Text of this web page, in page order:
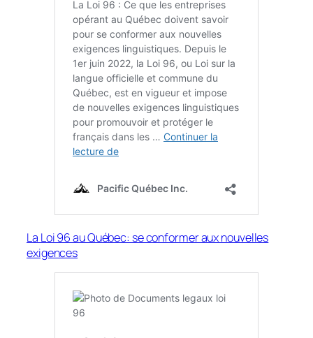
La Loi 96 au Québec: se conformer aux nouvelles
exigences